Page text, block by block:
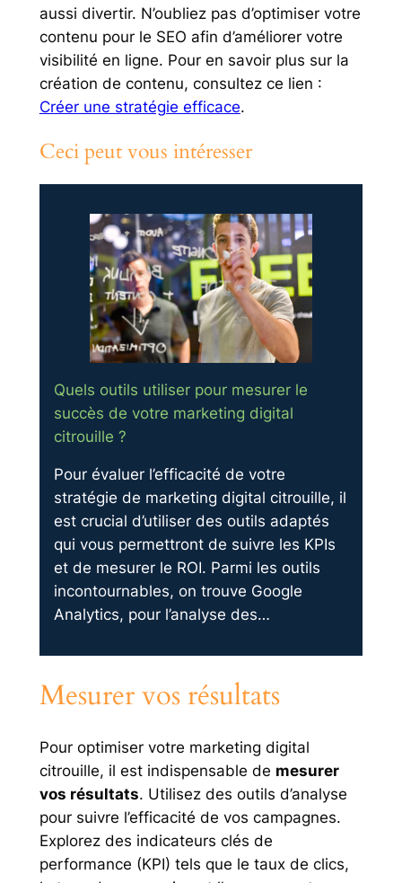
aussi divertir. N’oubliez pas d’optimiser votre
contenu pour le SEO afin d’améliorer votre
visibilité en ligne. Pour en savoir plus sur la
création de contenu, consultez ce lien :
Créer une stratégie efficace.
Ceci peut vous intéresser
Quels outils utiliser pour mesurer le
succès de votre marketing digital
citrouille ?
Pour évaluer l’efficacité de votre
stratégie de marketing digital citrouille, il
est crucial d’utiliser des outils adaptés
qui vous permettront de suivre les KPIs
et de mesurer le ROI. Parmi les outils
incontournables, on trouve Google
Analytics, pour l’analyse des…
Mesurer vos résultats
Pour optimiser votre marketing digital
citrouille, il est indispensable de mesurer
vos résultats. Utilisez des outils d’analyse
pour suivre l’efficacité de vos campagnes.
Explorez des indicateurs clés de
performance (KPI) tels que le taux de clics,